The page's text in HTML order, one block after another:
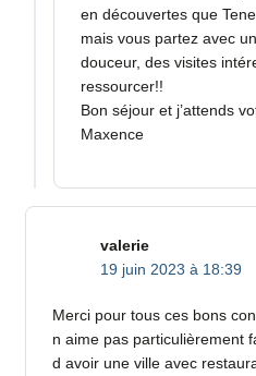
en découvertes que
mais vous partez avec
douceur, des visites
ressourcer!!
Bon séjour et j’attends
Maxence
valerie
19 juin 2023 à 18:39
Merci pour tous ces bons
n aime pas particulièrement
d avoir une ville avec